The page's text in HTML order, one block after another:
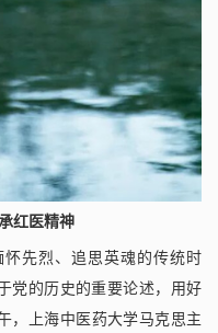
红医精神
先烈、追思英魂的传统时
党的历史的重要论述，用好
，上海中医药大学马克思主